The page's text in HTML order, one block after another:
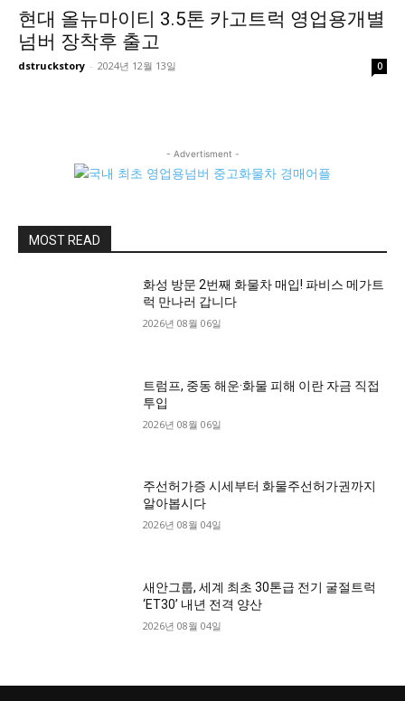
현대 올뉴마이티 3.5톤 카고트럭 영업용개별
넘버 장착후 출고
dstruckstory - 2024년 12월 13일 0
- Advertisment -
MOST READ
화성 방문 2번째 화물차 매입! 파비스 메가트
럭 만나러 갑니다
2026년 08월 06일
트럼프, 중동 해운·화물 피해 이란 자금 직접
투입
2026년 08월 06일
주선허가증 시세부터 화물주선허가권까지
알아봅시다
2026년 08월 04일
새안그룹, 세계 최초 30톤급 전기 굴절트럭
‘ET30’ 내년 전격 양산
2026년 08월 04일